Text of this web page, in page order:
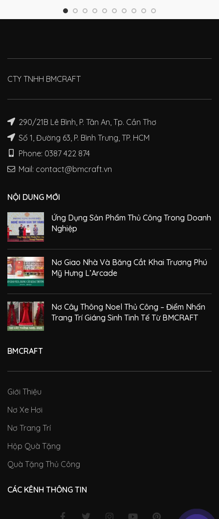
CTY TNHH BMCRAFT
290/21B Lê Bình, P. Tân An, Tp. Cần Thơ
Số 1, Đường 63, P. Bình Trưng, TP. HCM
Phone: 0387 422 874
Mail: contact@bmcraft.vn
NỘI DUNG MỚI
Ứng Dụng Sản Phẩm Thủ Công Trong Doanh
Nghiệp
Nơ Giao Nhà Và Băng Cắt Khai Trương Phú
Mỹ Hưng L’Arcade
Nơ Cây Thông Noel Thủ Công – Điểm Nhấn
Trang Trí Giáng Sinh Tinh Tế Từ BMCRAFT
BMCRAFT
Giới Thiệu
Nơ Xe Hơi
Nơ Trang Trí
Hộp Quà Tặng
Quà Tặng Thủ Công
CÁC KÊNH THÔNG TIN